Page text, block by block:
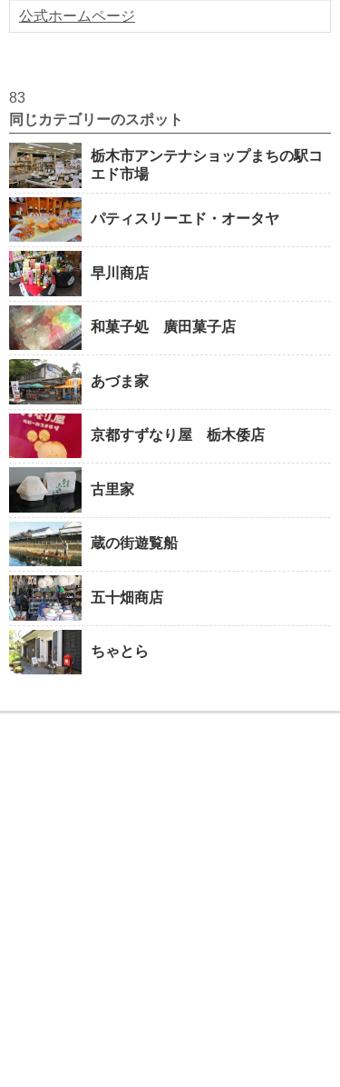
公式ホームページ
83
同じカテゴリーのスポット
栃木市アンテナショップまちの駅コ
エド市場
パティスリーエド・オータヤ
早川商店
和菓子処 廣田菓子店
あづま家
京都すずなり屋 栃木倭店
古里家
蔵の街遊覧船
五十畑商店
ちゃとら